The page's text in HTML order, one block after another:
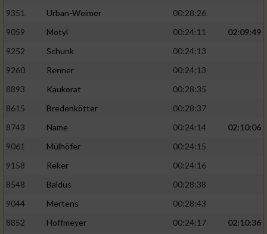
9351
Urban-Weimer
00:28:26
9059
Motyl 00:24:11
02:09:49
9252
Schunk
00:24:13
9260
Renner
00:24:13
8893
Kaukorat
00:28:35
8615
Bredenkötter
00:28:37
8743
Name 00:24:14
02:10:06
9061
Mülhöfer
00:24:15
9158
Reker
00:24:16
8548
Baldus
00:28:38
9044
Mertens
00:28:43
8852
Hoffmeyer 00:24:17
02:10:36